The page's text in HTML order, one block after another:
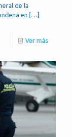
de la
en […]
Ver más